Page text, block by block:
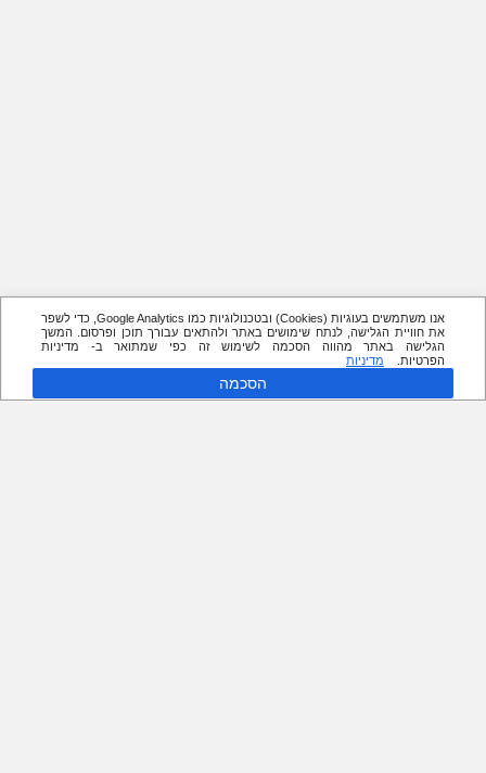
אנו משתמשים בעוגיות (Cookies) ובטכנולוגיות כמו Google Analytics, כדי לשפר
את חוויית הגלישה, לנתח שימושים באתר ולהתאים עבורך תוכן ופרסום. המשך
הגלישה באתר מהווה הסכמה לשימוש זה כפי שמתואר ב- מדיניות
הפרטיות.
מדיניות
הסכמה